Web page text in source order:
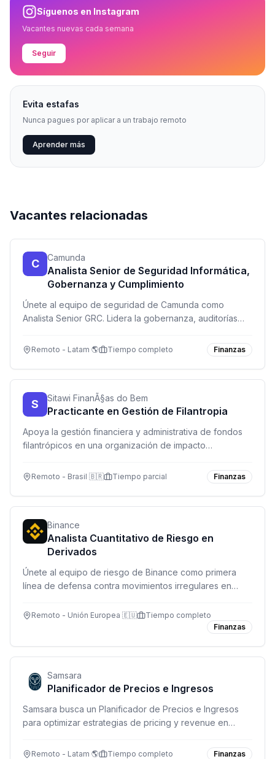
Síguenos en Instagram
Vacantes nuevas cada semana
Seguir
Evita estafas
Nunca pagues por aplicar a un trabajo remoto
Aprender más
Vacantes relacionadas
C Camunda
Analista Senior de Seguridad Informática,
Gobernanza y Cumplimiento
Únete al equipo de seguridad de Camunda como
Analista Senior GRC. Lidera la gobernanza, auditorías
cumplimiento normativo en una empresa de tecnología
Remoto - Latam 🌎 Tiempo completo Finanzas
S Sitawi FinanÃ§as do Bem
Practicante en Gestión de Filantropia
Apoya la gestión financiera y administrativa de fondos
filantrópicos en una organización de impacto
ocasionales presenciales.
Remoto - Brasil 🇧🇷 Tiempo parcial Finanzas
Binance
Analista Cuantitativo de Riesgo en
Derivados
Únete al equipo de riesgo de Binance como primera
línea de defensa contra movimientos irregulares en
herramientas de riesgo en tiempo real.
Remoto - Unión Europea 🇪🇺
Tiempo completo
Finanzas
Samsara
Planificador de Precios e Ingresos
Samsara busca un Planificador de Precios e Ingresos
para optimizar estrategias de pricing y revenue en
USA (excepto SF, NYC y Washington DC).
Remoto - Latam 🌎 Tiempo completo Finanzas